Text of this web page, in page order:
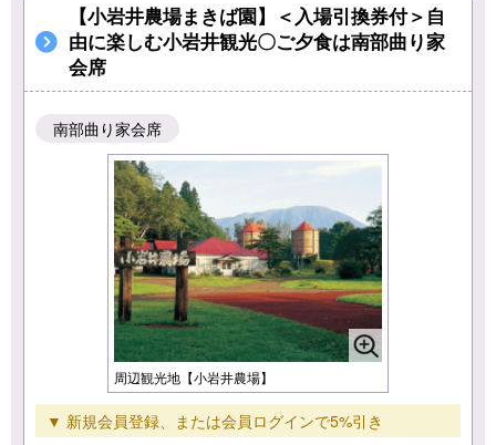
【小岩井農場まきば園】＜入場引換券付＞自
由に楽しむ小岩井観光〇ご夕食は南部曲り家
会席
南部曲り家会席
周辺観光地【小岩井農場】
▼ 新規会員登録、または会員ログインで5%引き